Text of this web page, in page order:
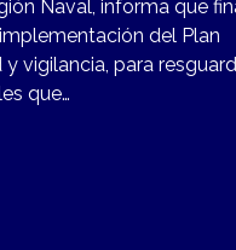
Naval, informa que
del Plan
vigilancia, para
que…